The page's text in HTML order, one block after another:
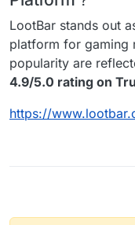
LootBar stands out
platform for gaming
popularity are
4.9/5.0 rating on
https://